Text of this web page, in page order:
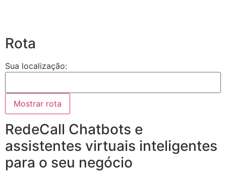
Rota
Sua localização:
RedeCall Chatbots e
assistentes virtuais inteligentes
para o seu negócio